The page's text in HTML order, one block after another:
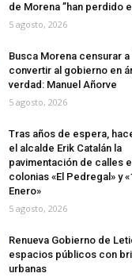
de Morena ”han perdido
5 agosto, 2026
Busca Morena censurar a
convertir al gobierno en
verdad: Manuel Añorve
5 agosto, 2026
Tras años de espera,
el alcalde Erik Catalán la
pavimentación de calles
colonias «El Pedregal» y
Enero»
5 agosto, 2026
Renueva Gobierno de
espacios públicos con
urbanas